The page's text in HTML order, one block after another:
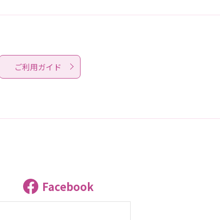
ご利用ガイド
Facebook